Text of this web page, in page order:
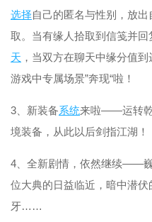
选择自己的匿名与性别，放出
取。当有缘人拾取到信笺并
天 ，当双方在聊天中缘分值
游戏中专属场景”奔现“啦！
3、新装备系统来啦——运转乾
境装备，从此以后剑指江湖！
4、全新剧情，依然继续——
位大典的日益临近，暗中潜
牙……